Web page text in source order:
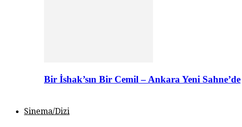
Bir İshak’sın Bir Cemil – Ankara Yeni Sahne’de
Sinema/Dizi